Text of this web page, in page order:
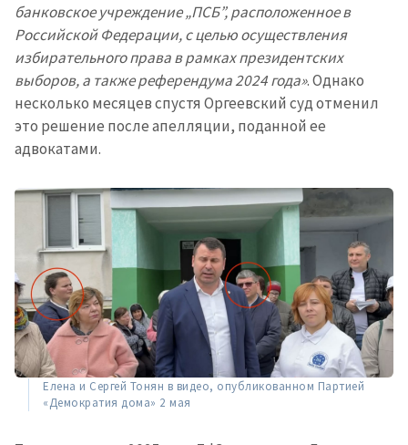
банковское учреждение „ПСБ”, расположенное в
Российской Федерации, с целью осуществления
избирательного права в рамках президентских
выборов, а также референдума 2024 года». Однако
несколько месяцев спустя Оргеевский суд отменил
это решение после апелляции, поданной ее
адвокатами.
Елена и Сергей Тонян в видео, опубликованном Партией
«Демократия дома» 2 мая